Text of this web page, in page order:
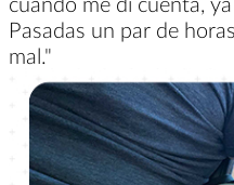
Pasadas un par de
mal."